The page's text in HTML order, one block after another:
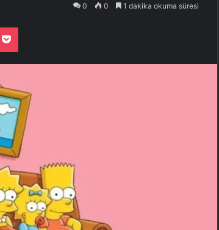
0 0 1 dakika okuma süresi
Pocket